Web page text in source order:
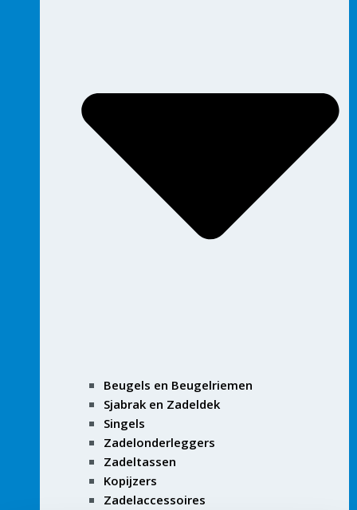
Beugels en Beugelriemen
Sjabrak en Zadeldek
Singels
Zadelonderleggers
Zadeltassen
Kopijzers
Zadelaccessoires